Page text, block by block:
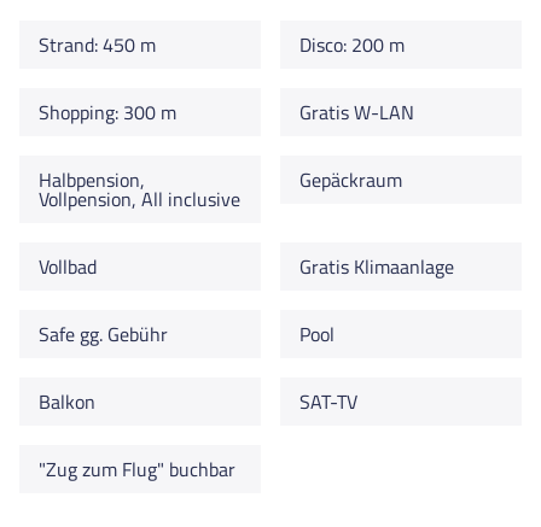
Strand: 450 m Disco: 200 m
Shopping: 300 m Gratis W-LAN
Halbpension,
Vollpension, All inclusive
Gepäckraum
Vollbad Gratis Klimaanlage
Safe gg. Gebühr Pool
Balkon SAT-TV
"Zug zum Flug" buchbar